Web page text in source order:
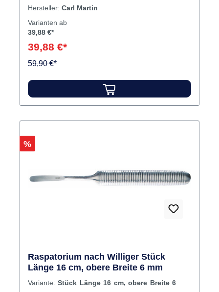
ausgestaltete Arbeitsende ist sehr gut geeignet
Hersteller: Carl Martin
Varianten ab
39,88 €*
39,88 €*
59,90 €*
Rabatt
%
Raspatorium nach Williger Stück
Länge 16 cm, obere Breite 6 mm
Variante: Stück Länge 16 cm, obere Breite 6